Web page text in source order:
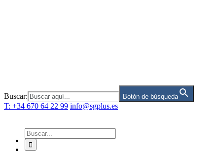
Buscar: Botón de búsqueda
T: +34 670 64 22 99 info@sgplus.es
Buscar: